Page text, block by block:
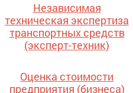
Независимая
техническая экспертиза
транспортных средств
(эксперт-техник)
Оценка стоимости
предприятия (бизнеса)